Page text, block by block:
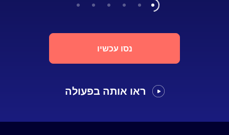
נסו עכשיו
ראו אותה בפעולה